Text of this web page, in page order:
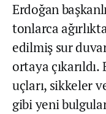
Erdoğan
tonlarca
edilmiş sur
ortaya
uçları, sikkeler
gibi yeni